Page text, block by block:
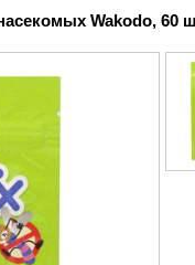
Wakodo, 60